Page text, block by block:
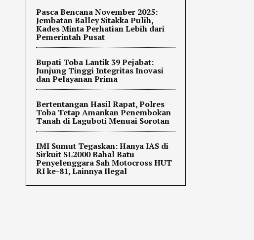
Pasca Bencana November 2025:
Jembatan Balley Sitakka Pulih,
Kades Minta Perhatian Lebih dari
Pemerintah Pusat
Bupati Toba Lantik 39 Pejabat:
Junjung Tinggi Integritas Inovasi
dan Pelayanan Prima
Bertentangan Hasil Rapat, Polres
Toba Tetap Amankan Penembokan
Tanah di Laguboti Menuai Sorotan
IMI Sumut Tegaskan: Hanya IAS di
Sirkuit SL2000 Bahal Batu
Penyelenggara Sah Motocross HUT
RI ke-81, Lainnya Ilegal